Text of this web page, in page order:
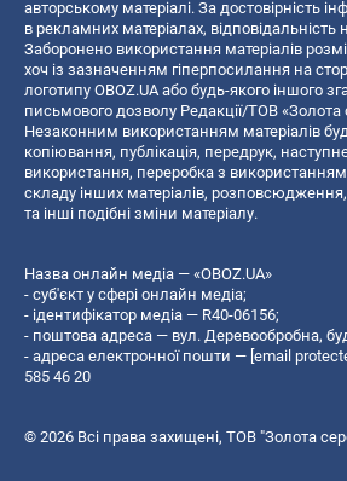
авторському матеріалі. За достовірність
в рекламних матеріалах,
Заборонено використання матеріалів
хоч із зазначенням гіперпосилання на
логотипу OBOZ.UA або будь-якого іншого
письмового дозволу Редакції/ТОВ «Золота
Незаконним використанням матеріалів
копiювання, публiкацiя, передрук,
використання, переробка з
складу інших матеріалів,
та інші подібні зміни матеріалу.
Назва онлайн медіа — «OBOZ.UA»
- суб'єкт у сфері онлайн медіа;
- ідентифікатор медіа — R40-06156;
- поштова адреса — вул. Деревообробна,
- адреса електронної пошти — [email
585 46 20
© 2026 Всі права захищені, ТОВ "Золота